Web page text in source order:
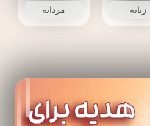
زنانه مردانه